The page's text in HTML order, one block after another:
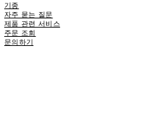
기종
자주 묻는 질문
제품 관련 서비스
주문 조회
문의하기